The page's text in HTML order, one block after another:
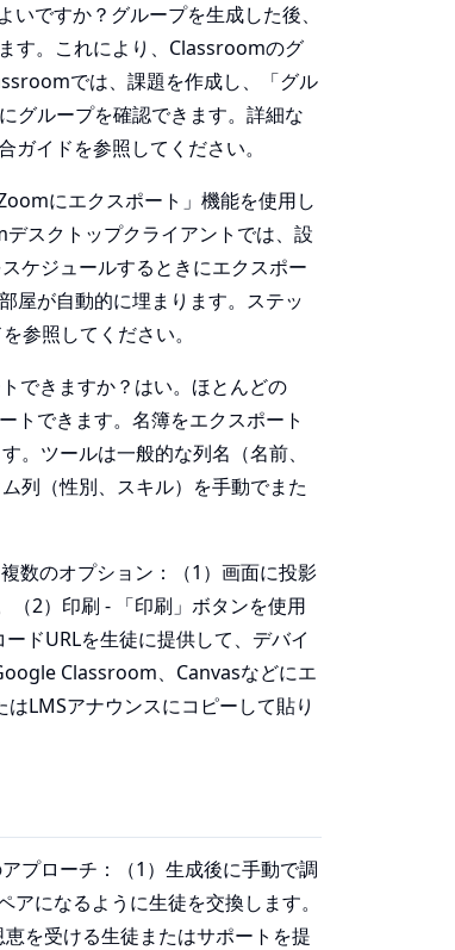
ですか？グループを生成した後、
す。これにより、Classroomのグ
では、課題を作成し、「グル
グループを確認できます。詳細な
イドを参照してください。
にエクスポート」機能を使用し
スクトップクライアントでは、設
ケジュールするときにエクスポー
屋が自動的に埋まります。ステッ
参照してください。
できますか？はい。ほとんどの
トできます。名簿をエクスポート
。ツールは一般的な列名（名前、
列（性別、スキル）を手動でまた
数のオプション：（1）画面に投影
（2）印刷 - 「印刷」ボタンを使用
ドURLを生徒に提供して、デバイ
Classroom、Canvasなどにエ
LMSアナウンスにコピーして貼り
プローチ：（1）生成後に手動で調
になるように生徒を交換します。
恵を受ける生徒またはサポートを提